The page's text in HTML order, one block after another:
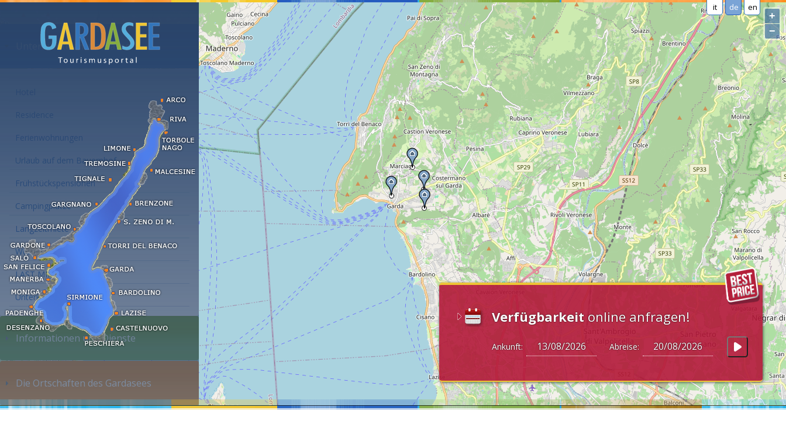
it de en
Verfügbarkeit online anfragen!
Ankunft: Abreise:
+
−
Unterkünfte am Gardasee
Ferienwohnungen
Urlaub auf dem Bauernhof
Frühstückspensionen
Campingplätze
Langzeitmiete
Wellness Hotel
LAST MINUTE
Unterkunft suchen...
Informationen und Dienste
Die Ortschaften des Gardasees